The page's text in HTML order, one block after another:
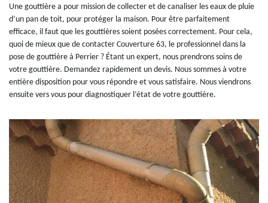
Une gouttière a pour mission de collecter et de canaliser les eaux de pluie
d’un pan de toit, pour protéger la maison. Pour être parfaitement
efficace, il faut que les gouttières soient posées correctement. Pour cela,
quoi de mieux que de contacter Couverture 63, le professionnel dans la
pose de gouttière à Perrier ? Étant un expert, nous prendrons soins de
votre gouttière. Demandez rapidement un devis. Nous sommes à votre
entière disposition pour vous répondre et vous satisfaire. Nous viendrons
ensuite vers vous pour diagnostiquer l’état de votre gouttière.